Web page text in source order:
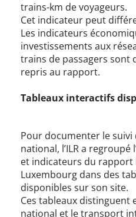
trains-km de voyageurs.
Cet indicateur peut
Les indicateurs
investissements aux
trains de passagers sont
repris au rapport.
Tableaux interactifs
Pour documenter le
national, l’ILR a regroupé
et indicateurs du rapport
Luxembourg dans des
disponibles sur son site.
Ces tableaux
national et le transport